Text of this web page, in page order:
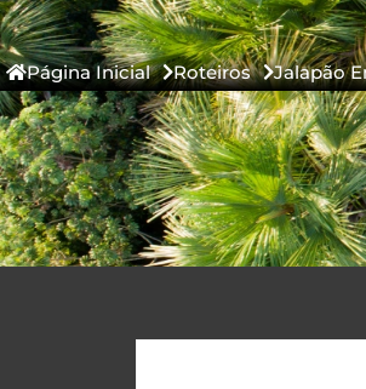
Página Inicial Roteiros Jalapão